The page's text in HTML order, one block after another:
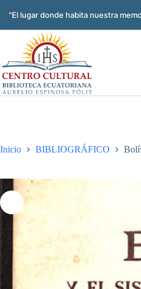
"El lugar donde habita nuestra
Inicio BIBLIOGRÁFICO